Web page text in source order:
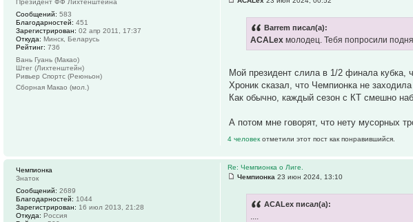
Barrem писал(а):
ACALex молодец. Тебя попросили
Мой президент слила в 1/2 финала кубка,
Хроник сказал, что Чемпионка не
Как обычно, каждый сезон с КТ смешно
А потом мне говорят, что нету мусорных
4 человекотметили этот пост как понравившийся.
Президент ФФ Лихтенштейна
Сообщений: 583
Благодарностей: 451
Зарегистрирован: 02 апр 2011, 17:37
Откуда: Минск, Беларусь
Рейтинг: 736
Вань Гуань (Макао)
Штег (Лихтенштейн)
Ривьер Спортс (Реюньон)
Сборная Макао (мол.)
Re: Чемпионка о Лиге.
Чемпионка 23 июн 2024, 13:10
ACALex писал(а):
Чемпионка
Знаток
Сообщений: 2689
Благодарностей: 1044
Зарегистрирован: 16 июл 2013, 21:28
Откуда: Россия